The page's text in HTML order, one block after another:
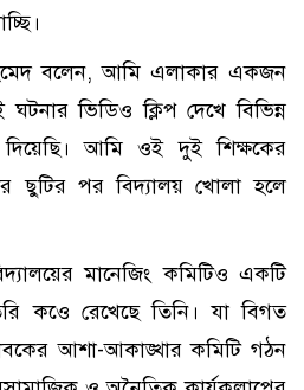
বলেন, আমি এলাকার একজন
ভিডিও ক্লিপ দেখে বিভিন্ন
আমি ওই দুই শিক্ষকের
ছুটির পর বিদ্যালয় খোলা হলে
মানেজিং কমিটিও একটি
কওে রেখেছে তিনি। যা বিগত
আশা-আকাঙ্খার কমিটি গঠন